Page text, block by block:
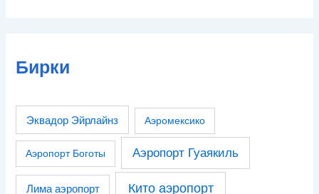
Бирки
Эквадор Эйрлайнз Аэромексико
Аэропорт Боготы Аэропорт Гуаякиль
Лима аэропорт Кито аэропорт